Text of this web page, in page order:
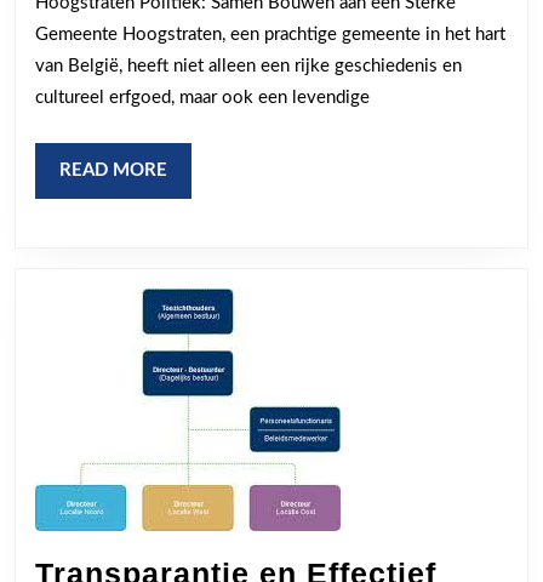
een
Sterke
Gemeente
Gemeente Hoogstraten, een prachtige gemeente in het hart
van België, heeft niet alleen een rijke geschiedenis en
cultureel erfgoed, maar ook een levendige
READ MORE
MORE
Transparantie en Effectief